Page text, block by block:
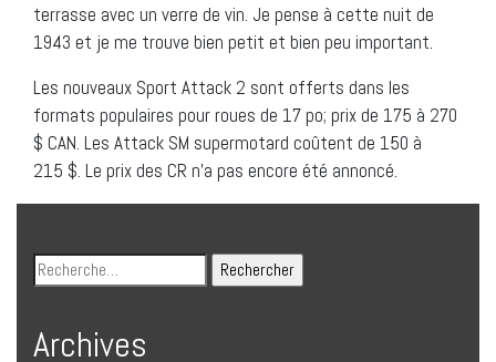
terrasse avec un verre de vin. Je pense à cette nuit de
1943 et je me trouve bien petit et bien peu important.
Les nouveaux Sport Attack 2 sont offerts dans les
formats populaires pour roues de 17 po; prix de 175 à 270
$ CAN. Les Attack SM supermotard coûtent de 150 à
215 $. Le prix des CR n’a pas encore été annoncé.
Archives